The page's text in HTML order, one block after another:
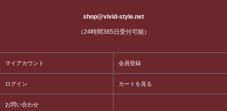
shop@vivid-style.net
（24時間365日受付可能）
マイアカウント 会員登録
ログイン カートを見る
お問い合わせ